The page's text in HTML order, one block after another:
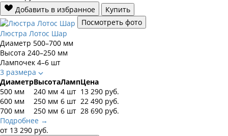
Добавить в избранное
Купить
Посмотреть фото
Люстра Лотос Шар
Диаметр 500–700 мм
Высота 240–250 мм
Лампочек 4–6 шт
3 размера
ДиаметрВысотаЛампЦена
500 мм
240 мм 4 шт 13 290 руб.
600 мм
250 мм 6 шт 22 490 руб.
700 мм
250 мм 6 шт 28 690 руб.
Подробнее →
от 13 290 руб.